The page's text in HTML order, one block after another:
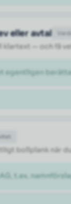
eller avtal
klartext — och få
egentligen
bollplank när
t.ex.